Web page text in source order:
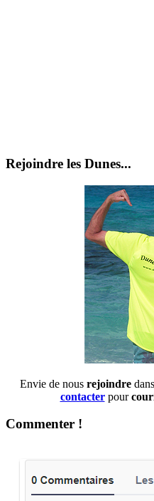
Rejoindre les Dunes...
Envie de nous rejoindre
contacterpour
Commenter !